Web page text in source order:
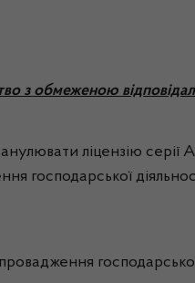
з обмеженою
ліцензію серії
господарської
господарської